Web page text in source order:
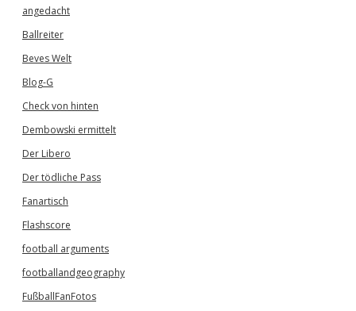
angedacht
Ballreiter
Beves Welt
Blog-G
Check von hinten
Dembowski ermittelt
Der Libero
Der tödliche Pass
Fanartisch
Flashscore
football arguments
footballandgeography
FußballFanFotos